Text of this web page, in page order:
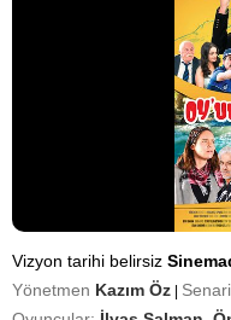
Vizyon tarihi belirsiz
Yönetmen Kazım Öz